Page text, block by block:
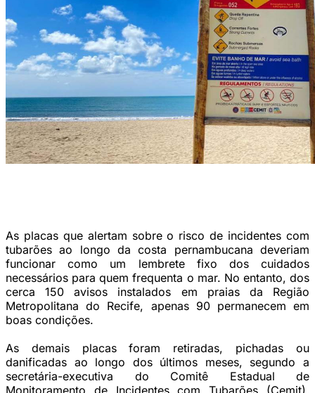
As placas que alertam sobre o risco de incidentes com
tubarões ao longo da costa pernambucana deveriam
funcionar como um lembrete fixo dos cuidados
necessários para quem frequenta o mar. No entanto, dos
cerca 150 avisos instalados em praias da Região
Metropolitana do Recife, apenas 90 permanecem em
boas condições.
As demais placas foram retiradas, pichadas ou
danificadas ao longo dos últimos meses, segundo a
secretária-executiva do Comitê Estadual de
Monitoramento de Incidentes com Tubarões (Cemit),